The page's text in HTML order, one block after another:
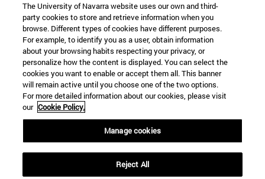
The University of Navarra website uses our own and third-
party cookies to store and retrieve information when you
browse. Different types of cookies have different purposes.
For example, to identify you as a user, obtain information
about your browsing habits respecting your privacy, or
personalize how the content is displayed. You can select the
cookies you want to enable or accept them all. This banner
will remain active until you choose one of the two options.
For more detailed information about our cookies, please visit
our Cookie Policy.
Manage cookies
Reject All